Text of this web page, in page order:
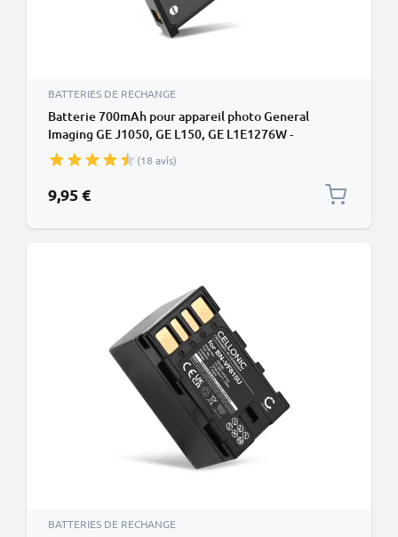
BATTERIES DE RECHANGE
Batterie 700mAh pour appareil photo General
Imaging GE J1050, GE L150, GE L1E1276W -
Remplacement modèle D016 DS5370b GB-10
(18 avis)
9,95 €
BATTERIES DE RECHANGE